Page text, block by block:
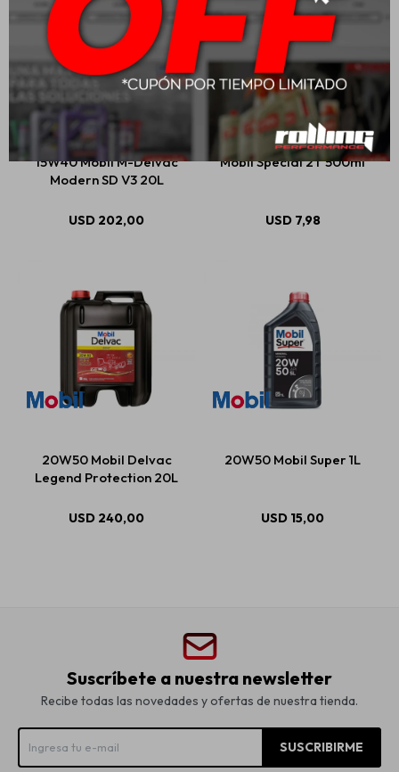
15W40 Mobil M-Delvac
Modern SD V3 20L
USD 202,00
Mobil Special 2T 500ml
USD 7,98
20W50 Mobil Delvac
Legend Protection 20L
USD 240,00
20W50 Mobil Super 1L
USD 15,00
Suscríbete a nuestra newsletter
Recibe todas las novedades y ofertas de nuestra tienda.
SUSCRIBIRME